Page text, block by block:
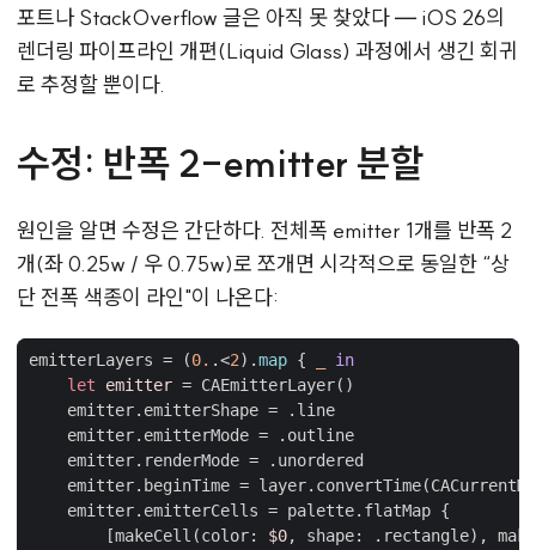
포트나 StackOverflow 글은 아직 못 찾았다 — iOS 26의
렌더링 파이프라인 개편(Liquid Glass) 과정에서 생긴 회귀
로 추정할 뿐이다.
수정: 반폭 2-emitter 분할
원인을 알면 수정은 간단하다. 전체폭 emitter 1개를 반폭 2
개(좌 0.25w / 우 0.75w)로 쪼개면 시각적으로 동일한 “상
단 전폭 색종이 라인"이 나온다:
emitterLayers = (0. .<2).map {
in
let
emitter = CAEmitterLayer()
emitter. emitterShape = . line
emitter. emitterMode = . outline
emitter. renderMode = . unordered
emitter. beginTime = layer. convertTime(
emitter. emitterCells = palette. flatMap {
[makeCell (color: $0, shape: . rectangle),